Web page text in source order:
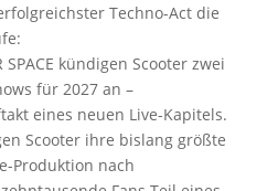
Techno-Act die
SPACE kündigen Scooter zwei
für 2027 an –
eines neuen Live-Kapitels.
Scooter ihre bislang größte
Produktion nach